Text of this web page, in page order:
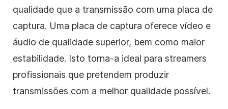
qualidade que a transmissão com uma placa de
captura. Uma placa de captura oferece vídeo e
áudio de qualidade superior, bem como maior
estabilidade. Isto torna-a ideal para streamers
profissionais que pretendem produzir
transmissões com a melhor qualidade possível.